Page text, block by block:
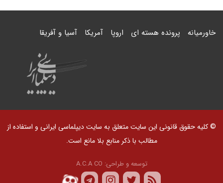
خاورمیانه پرونده هسته ای اروپا آمریکا آسیا و آفریقا
© کلیه حقوق قانونی این سایت متعلق به سایت دیپلماسی ایرانی و استفاده از
مطالب با ذکر منابع بلا مانع است.
توسعه و طراحی: A.C.A CO